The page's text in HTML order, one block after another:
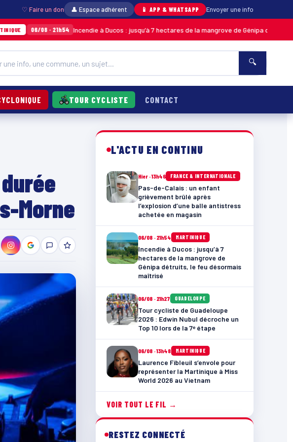
♡ Faire un don 👤 Espace adhérent 📱 APP & WHATSAPP Envoyer une info
· 21h54 Incendie à Ducos : jusqu’à 7 hectares de la mangrove de Génipa détruits, le feu
🔍
TOUR CYCLISTE CONTACT
Morne
L'ACTU EN CONTINU
Hier · 13h46 FRANCE & INTERNATIONALE
Pas-de-Calais : un enfant
grièvement brûlé après
l’explosion d’une balle antistress
achetée en magasin
06/08 · 21h54 MARTINIQUE
Incendie à Ducos : jusqu’à 7
hectares de la mangrove de
Génipa détruits, le feu désormais
maîtrisé
06/08 · 21h27 GUADELOUPE
Tour cycliste de Guadeloupe
2026 : Edwin Nubul décroche un
Top 10 lors de la 7ᵉ étape
06/08 · 13h48 MARTINIQUE
Laurence Fibleuil s’envole pour
représenter la Martinique à Miss
World 2026 au Vietnam
VOIR TOUT LE FIL →
RESTEZ CONNECTÉ